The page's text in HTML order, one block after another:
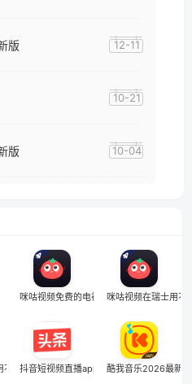
版 12-11
10-21
版 10-04
马来西亚怎么用腾讯视频看欧洲杯直播？一个海外华人的真实困扰与破解
在美国用百合网怎么把定位修改到中国国内？海外华人必备的回国加速指南
在海外，如何优雅地看2026奥运会体育比赛的app直播？
海外党必看：CCTV视频海外看不了怎么办？3步解决地区限制+追剧自由
咪咕视频免费的电视剧大全咪咕视频在瑞士用不
不了怎么办
抖音短视频直播app 酷我音乐2026最新版